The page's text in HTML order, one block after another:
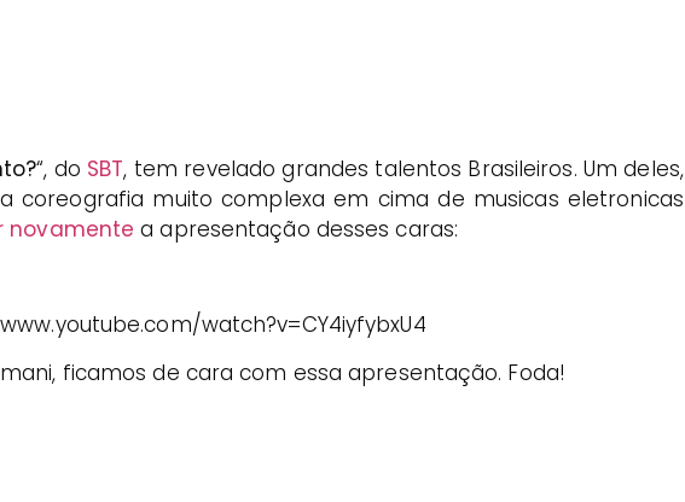
“, do SBT, tem revelado grandes talentos Brasileiros. Um deles,
coreografia muito complexa em cima de musicas eletronicas
novamente a apresentação desses caras:
watch?v=CY4iyfybxU4
ficamos de cara com essa apresentação. Foda!